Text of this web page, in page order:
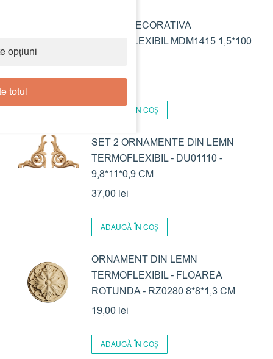
BANDA DECORATIVA
TERMOFLEXIBIL MDM1415 1,5*100
20,00lei
ADAUGĂ ÎN COȘ
SET 2 ORNAMENTE DIN LEMN
TERMOFLEXIBIL - DU01110 -
9,8*11*0,9 CM
37,00 lei
ADAUGĂ ÎN COȘ
ORNAMENT DIN LEMN
TERMOFLEXIBIL - FLOAREA
ROTUNDA - RZ0280 8*8*1,3 CM
19,00 lei
ADAUGĂ ÎN COȘ
opțiuni
totul